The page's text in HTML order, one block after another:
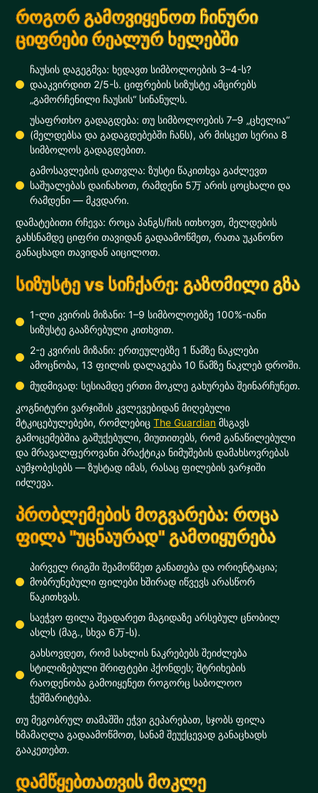
როგორ გამოვიყენოთ ჩინური
ციფრები რეალურ ხელებში
ჩაუსის დაგეგმვა: ხედავთ სიმბოლოების 3–4-ს?
დააკვირდით 2/5-ს. ციფრების სიზუსტე ამცირებს
„გამორჩენილი ჩაუსის“ სინანულს.
უსაფრთხო გადაგდება: თუ სიმბოლოების 7–9 „ცხელია“
(მელდებსა და გადაგდებებში ჩანს), არ მისცეთ სერია 8
სიმბოლოს გადაგდებით.
გამოსავლების დათვლა: ზუსტი წაკითხვა გაძლევთ
საშუალებას დაინახოთ, რამდენი 5万 არის ცოცხალი და
რამდენი — მკვდარი.
დამატებითი რჩევა: როცა პანგს/ჩის ითხოვთ, მელდების
გახსნამდე ციფრი თავიდან გადაამოწმეთ, რათა უკანონო
განაცხადი თავიდან აიცილოთ.
სიზუსტე vs სიჩქარე: გაზომილი გზა
1-ლი კვირის მიზანი: 1–9 სიმბოლოებზე 100%-იანი
სიზუსტე გააზრებული კითხვით.
2-ე კვირის მიზანი: ერთეულებზე 1 წამზე ნაკლები
ამოცნობა, 13 ფილის დალაგება 10 წამზე ნაკლებ დროში.
მუდმივად: სესიამდე ერთი მოკლე გახურება შეინარჩუნეთ.
კოგნიტური ვარჯიშის კვლევებიდან მიღებული
მტკიცებულებები, რომლებიცThe Guardian მსგავს
გამოცემებშია გაშუქებული, მიუთითებს, რომ განაწილებული
და მრავალფეროვანი პრაქტიკა ნიმუშების დამახსოვრებას
აუმჯობესებს — ზუსტად იმას, რასაც ფილების ვარჯიში
იძლევა.
პრობლემების მოგვარება: როცა
ფილა "უცნაურად" გამოიყურება
პირველ რიგში შეამოწმეთ განათება და ორიენტაცია;
მობრუნებული ფილები ხშირად იწვევს არასწორ
წაკითხვას.
საეჭვო ფილა შეადარეთ მაგიდაზე არსებულ ცნობილ
ასლს (მაგ., სხვა 6万-ს).
გახსოვდეთ, რომ სახლის ნაკრებებს შეიძლება
სტილიზებული შრიფტები ჰქონდეს; შტრიხების
რაოდენობა გამოიყენეთ როგორც საბოლოო
ჭეშმარიტება.
თუ მეგობრულ თამაშში ეჭვი გეპარებათ, სჯობს ფილა
ხმამაღლა გადაამოწმოთ, სანამ შეუქცევად განაცხადს
გააკეთებთ.
დამწყებთათვის მოკლე